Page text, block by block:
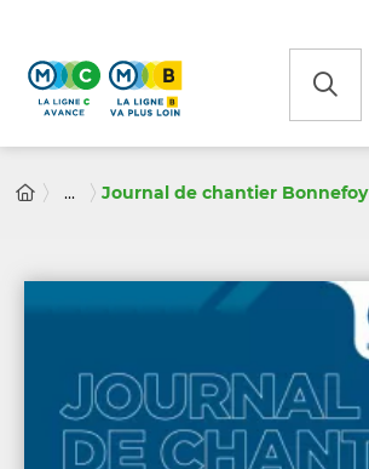
... Journal de chantier Bonnefoy